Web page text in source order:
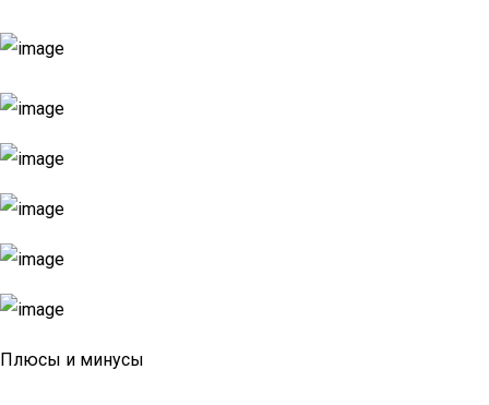
Плюсы и минусы